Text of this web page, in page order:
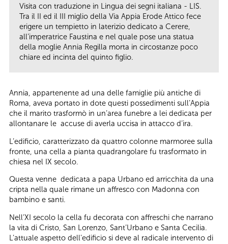
Visita con traduzione in Lingua dei segni italiana - LIS.
Tra il II ed il III miglio della Via Appia Erode Attico fece
erigere un tempietto in laterizio dedicato a Cerere,
all’imperatrice Faustina e nel quale pose una statua
della moglie Annia Regilla morta in circostanze poco
chiare ed incinta del quinto figlio.
Annia, appartenente ad una delle famiglie più antiche di
Roma, aveva portato in dote questi possedimenti sull’Appia
che il marito trasformò in un’area funebre a lei dedicata per
allontanare le accuse di averla uccisa in attacco d’ira.
L’edificio, caratterizzato da quattro colonne marmoree sulla
fronte, una cella a pianta quadrangolare fu trasformato in
chiesa nel IX secolo.
Questa venne dedicata a papa Urbano ed arricchita da una
cripta nella quale rimane un affresco con Madonna con
bambino e santi.
Nell’XI secolo la cella fu decorata con affreschi che narrano
la vita di Cristo, San Lorenzo, Sant’Urbano e Santa Cecilia.
L’attuale aspetto dell’edificio si deve al radicale intervento di